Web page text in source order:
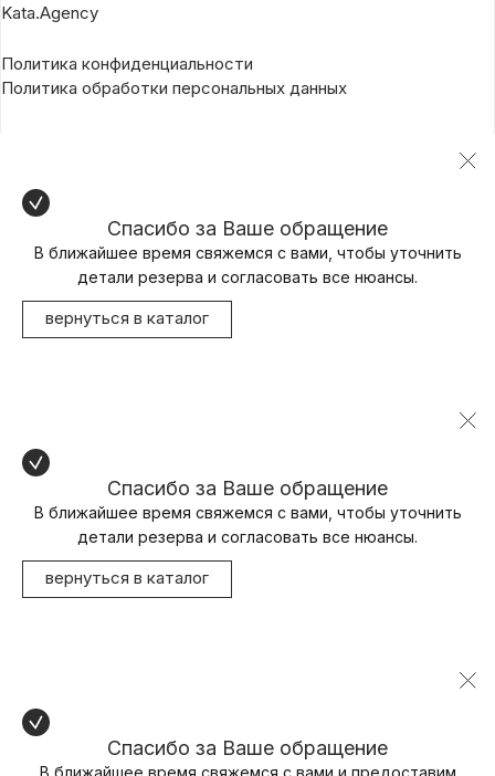
Kata.Agency
Политика конфиденциальности
Политика обработки персональных данных
Спасибо за Ваше обращение
В ближайшее время свяжемся с вами, чтобы уточнить
детали резерва и согласовать все нюансы.
вернуться в каталог
Спасибо за Ваше обращение
В ближайшее время свяжемся с вами, чтобы уточнить
детали резерва и согласовать все нюансы.
вернуться в каталог
Спасибо за Ваше обращение
В ближайшее время свяжемся с вами и предоставим